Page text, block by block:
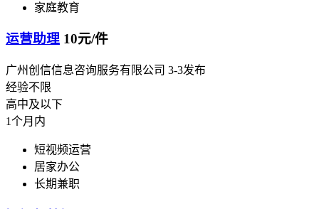
家庭教育
运营助理 10元/件
广州创信信息咨询服务有限公司 3-3发布
经验不限
高中及以下
1个月内
短视频运营
居家办公
长期兼职